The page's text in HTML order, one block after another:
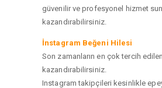
güvenilir ve profesyonel hizmet
kazandırabilirsiniz.
İnstagram Beğeni Hilesi
Son zamanların en çok tercih
kazandırabilirsiniz.
Instagram takipçileri kesinlikle